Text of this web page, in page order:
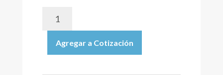
AZUL
LUXOL
Agregar a Cotización